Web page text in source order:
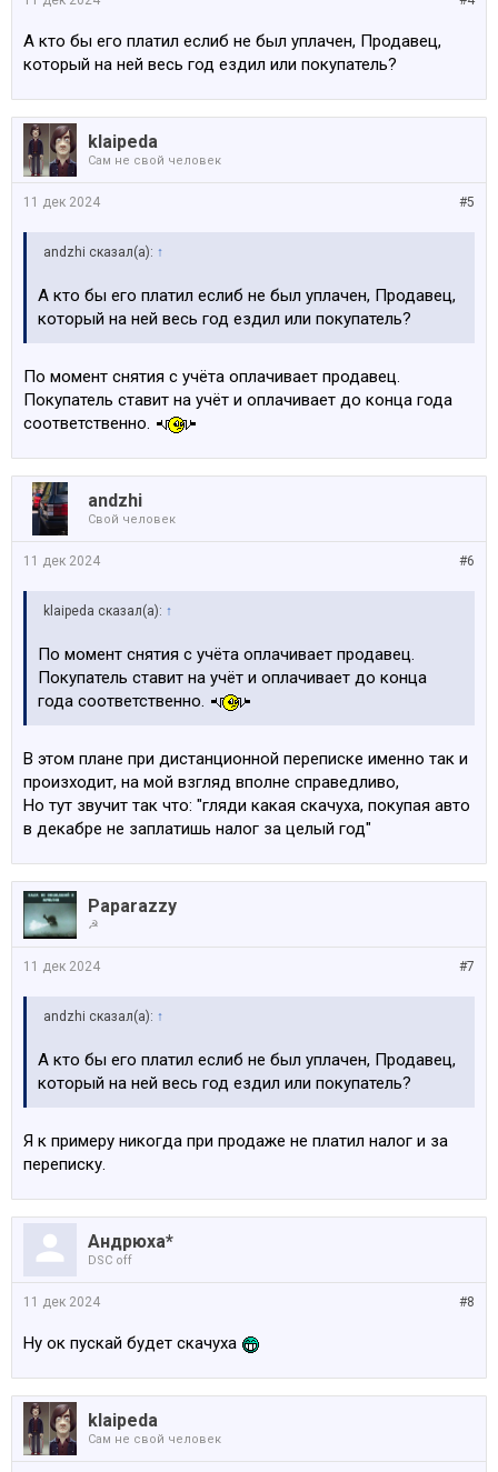
А кто бы его платил еслиб не был уплачен, Продавец,
который на ней весь год ездил или покупатель?
klaipeda
Сам не свой человек
#5
11 дек 2024
аndzhi сказал(а): ↑
А кто бы его платил еслиб не был уплачен, Продавец,
который на ней весь год ездил или покупатель?
По момент снятия с учёта оплачивает продавец.
Покупатель ставит на учёт и оплачивает до конца года
соответственно.
аndzhi
Свой человек
#6
11 дек 2024
klaipeda сказал(а): ↑
По момент снятия с учёта оплачивает продавец.
Покупатель ставит на учёт и оплачивает до конца
года соответственно.
В этом плане при дистанционной переписке именно так и
произходит, на мой взгляд вполне справедливо,
Но тут звучит так что: "гляди какая скачуха, покупая авто
в декабре не заплатишь налог за целый год"
Paparazzy
☭
#7
11 дек 2024
аndzhi сказал(а): ↑
А кто бы его платил еслиб не был уплачен, Продавец,
который на ней весь год ездил или покупатель?
Я к примеру никогда при продаже не платил налог и за
переписку.
Андрюха*
DSC off
#8
11 дек 2024
Ну ок пускай будет скачуха
klaipeda
Сам не свой человек